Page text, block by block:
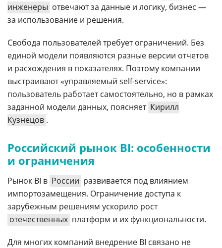
инженеры отвечают за данные и логику, бизнес —
за использование и решения.
Свобода пользователей требует ограничений. Без
единой модели появляются разные версии отчетов
и расхождения в показателях. Поэтому компании
выстраивают «управляемый self-service»:
пользователь работает самостоятельно, но в рамках
заданной модели данных, поясняет Кирилл
Кузнецов .
Российский рынок BI: особенности
и ограничения
Рынок BI в России развивается под влиянием
импортозамещения. Ограничение доступа к
зарубежным решениям ускорило рост
отечественных платформ и их функциональности.
Для многих компаний внедрение BI связано не